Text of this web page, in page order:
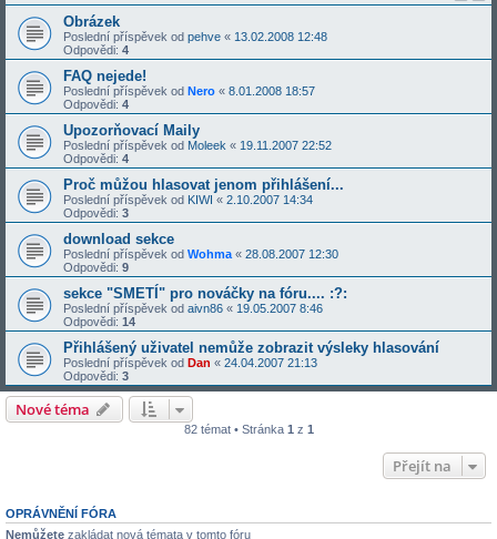
Obrázek
Poslední příspěvek od pehve « 13.02.2008 12:48
Odpovědi: 4
FAQ nejede!
Poslední příspěvek od Nero « 8.01.2008 18:57
Odpovědi: 4
Upozorňovací Maily
Poslední příspěvek od Moleek « 19.11.2007 22:52
Odpovědi: 4
Proč můžou hlasovat jenom přihlášení...
Poslední příspěvek od KIWI « 2.10.2007 14:34
Odpovědi: 3
download sekce
Poslední příspěvek od Wohma « 28.08.2007 12:30
Odpovědi: 9
sekce "SMETÍ" pro nováčky na fóru.... :?:
Poslední příspěvek od aivn86 « 19.05.2007 8:46
Odpovědi: 14
Přihlášený uživatel nemůže zobrazit výsleky hlasování
Poslední příspěvek od Dan « 24.04.2007 21:13
Odpovědi: 3
Nové téma
82 témat • Stránka 1 z 1
Přejít na
OPRÁVNĚNÍ FÓRA
Nemůžete zakládat nová témata v tomto fóru